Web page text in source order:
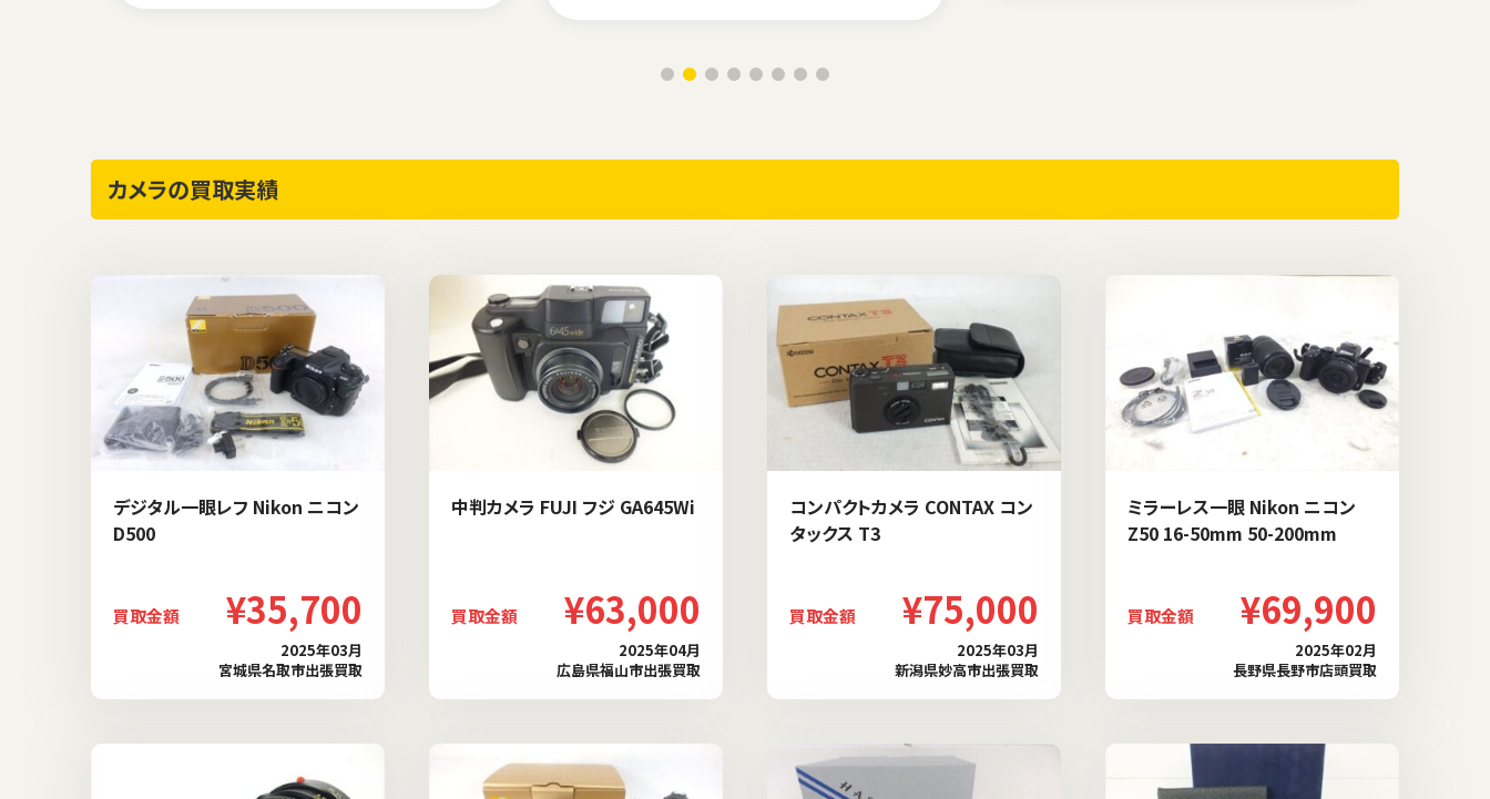
カメラの買取実績
デジタル一眼レフ Nikon ニコン
D500
買取金額 ¥35,700
2025年03月
宮城県名取市出張買取
中判カメラ FUJI フジ GA645Wi
買取金額 ¥63,000
2025年04月
広島県福山市出張買取
コンパクトカメラ CONTAX コン
タックス T3
買取金額 ¥75,000
2025年03月
新潟県妙高市出張買取
ミラーレス一眼 Nikon ニコン
Z50 16-50mm 50-200mm
買取金額 ¥69,900
2025年02月
長野県長野市店頭買取